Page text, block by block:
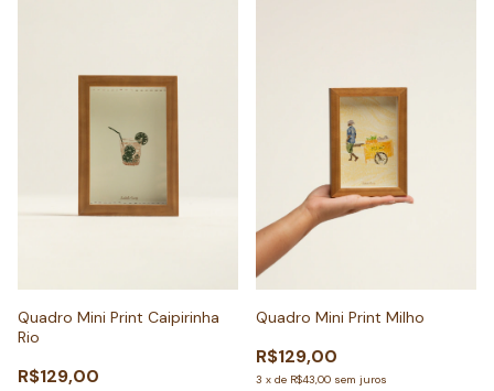
Quadro Mini Print Caipirinha
Rio
R$129,00
Quadro Mini Print Milho
R$129,00
3 x de R$43,00 sem juros